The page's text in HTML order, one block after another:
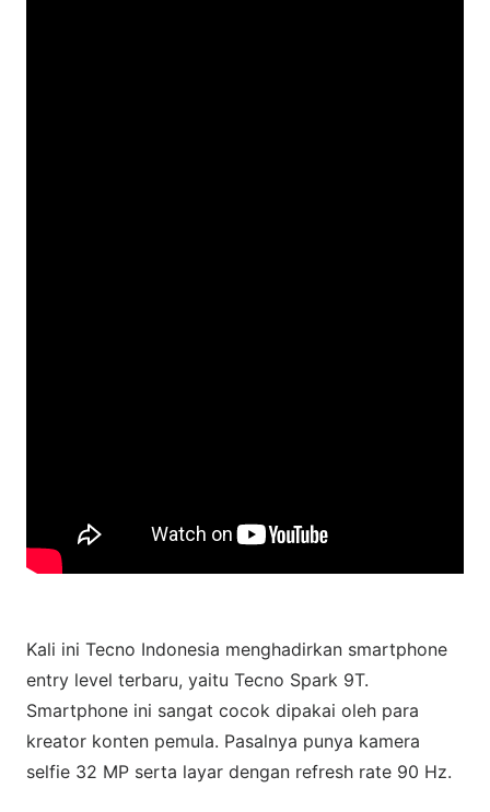
Kali ini Tecno Indonesia menghadirkan smartphone
entry level terbaru, yaitu Tecno Spark 9T.
Smartphone ini sangat cocok dipakai oleh para
kreator konten pemula. Pasalnya punya kamera
selfie 32 MP serta layar dengan refresh rate 90 Hz.